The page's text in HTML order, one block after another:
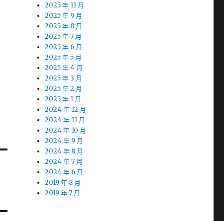
2025 年 11 月
2025 年 9 月
2025 年 8 月
2025 年 7 月
2025 年 6 月
2025 年 5 月
2025 年 4 月
2025 年 3 月
2025 年 2 月
2025 年 1 月
2024 年 12 月
2024 年 11 月
2024 年 10 月
2024 年 9 月
2024 年 8 月
2024 年 7 月
2024 年 6 月
2019 年 8 月
2019 年 7 月